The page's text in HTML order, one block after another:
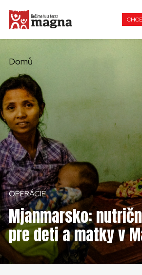
MOJA MAGNA
PRACUJTE S NAMI
Domů
OPERÁCIE
Mjanmarsko:
pre deti a matky v